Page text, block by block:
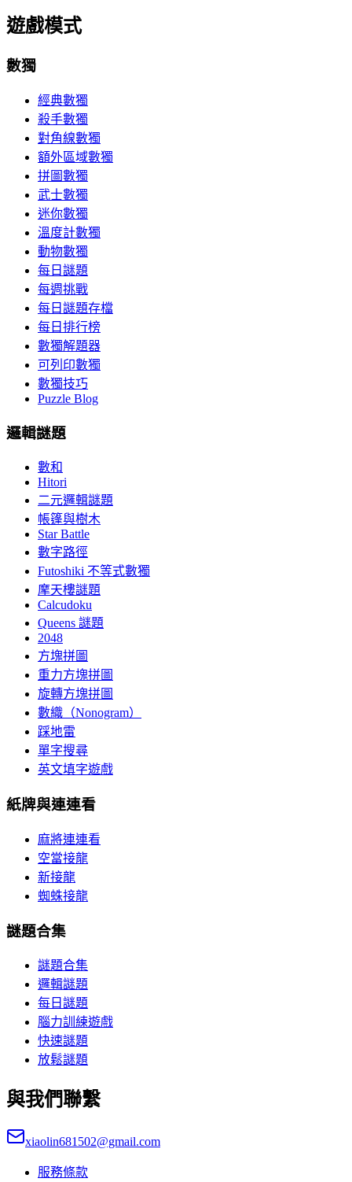
遊戲模式
數獨
經典數獨
殺手數獨
對角線數獨
額外區域數獨
拼圖數獨
武士數獨
迷你數獨
溫度計數獨
動物數獨
每日謎題
每週挑戰
每日謎題存檔
每日排行榜
數獨解題器
可列印數獨
數獨技巧
Puzzle Blog
邏輯謎題
數和
Hitori
二元邏輯謎題
帳篷與樹木
Star Battle
數字路徑
Futoshiki 不等式數獨
摩天樓謎題
Calcudoku
Queens 謎題
2048
方塊拼圖
重力方塊拼圖
旋轉方塊拼圖
數織（Nonogram）
踩地雷
單字搜尋
英文填字遊戲
紙牌與連連看
麻將連連看
空當接龍
新接龍
蜘蛛接龍
謎題合集
謎題合集
邏輯謎題
每日謎題
腦力訓練遊戲
快速謎題
放鬆謎題
與我們聯繫
xiaolin681502@gmail.com
服務條款